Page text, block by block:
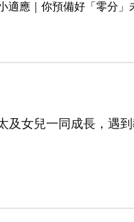
適應｜你預備好「零分」
及女兒一同成長，遇